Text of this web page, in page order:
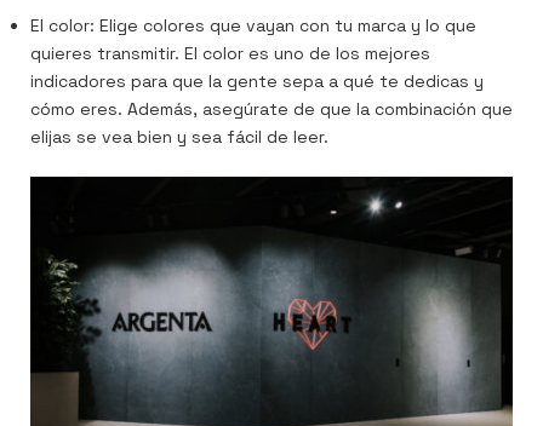
El color: Elige colores que vayan con tu marca y lo que
quieres transmitir. El color es uno de los mejores
indicadores para que la gente sepa a qué te dedicas y
cómo eres. Además, asegúrate de que la combinación que
elijas se vea bien y sea fácil de leer.